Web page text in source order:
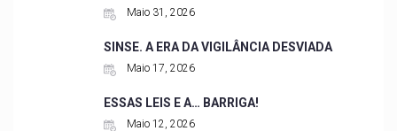
Maio 31, 2026
SINSE. A ERA DA VIGILÂNCIA DESVIADA
Maio 17, 2026
ESSAS LEIS E A… BARRIGA!
Maio 12, 2026